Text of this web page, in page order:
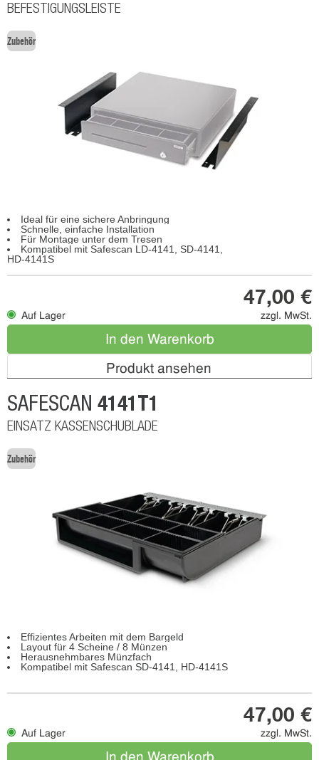
BEFESTIGUNGSLEISTE
Zubehör
Ideal für eine sichere Anbringung
Schnelle, einfache Installation
Für Montage unter dem Tresen
Kompatibel mit Safescan LD-4141, SD-4141,
HD-4141S
Auf Lager
47,00 €
zzgl. MwSt.
In den Warenkorb
Produkt ansehen
SAFESCAN 4141T1
EINSATZ KASSENSCHUBLADE
Zubehör
Effizientes Arbeiten mit dem Bargeld
Layout für 4 Scheine / 8 Münzen
Herausnehmbares Münzfach
Kompatibel mit Safescan SD-4141, HD-4141S
Auf Lager
47,00 €
zzgl. MwSt.